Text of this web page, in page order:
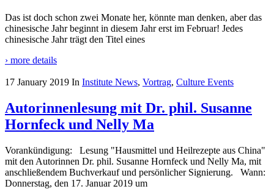
Das ist doch schon zwei Monate her, könnte man denken, aber das
chinesische Jahr beginnt in diesem Jahr erst im Februar! Jedes
chinesische Jahr trägt den Titel eines
› more details
17 January 2019 In Institute News, Vortrag, Culture Events
Autorinnenlesung mit Dr. phil. Susanne
Hornfeck und Nelly Ma
Vorankündigung: Lesung "Hausmittel und Heilrezepte aus China"
mit den Autorinnen Dr. phil. Susanne Hornfeck und Nelly Ma, mit
anschließendem Buchverkauf und persönlicher Signierung. Wann:
Donnerstag, den 17. Januar 2019 um